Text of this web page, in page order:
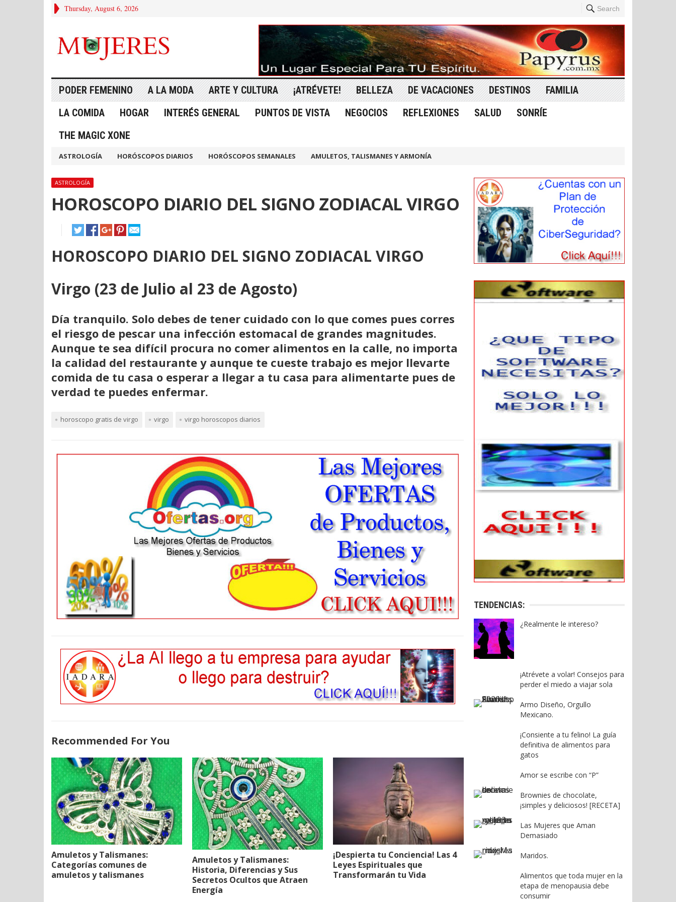
Thursday, August 6, 2026 Search
PODER FEMENINO A LA MODA ARTE Y CULTURA ¡ATRÉVETE! BELLEZA DE VACACIONES DESTINOS
FAMILIA
LA COMIDA
HOGAR INTERÉS GENERAL PUNTOS DE VISTA NEGOCIOS REFLEXIONES SALUD
SONRÍE
THE MAGIC XONE
ASTROLOGÍA HORÓSCOPOS DIARIOS HORÓSCOPOS SEMANALES AMULETOS, TALISMANES Y ARMONÍA
ASTROLOGÍA
HOROSCOPO DIARIO DEL SIGNO ZODIACAL VIRGO
HOROSCOPO DIARIO DEL SIGNO ZODIACAL VIRGO
Virgo (23 de Julio al 23 de Agosto)
Día tranquilo. Solo debes de tener cuidado con lo que comes pues corres
el riesgo de pescar una infección estomacal de grandes magnitudes.
Aunque te sea difícil procura no comer alimentos en la calle, no importa
la calidad del restaurante y aunque te cueste trabajo es mejor llevarte
comida de tu casa o esperar a llegar a tu casa para alimentarte pues de
verdad te puedes enfermar.
horoscopo gratis de virgo virgo virgo horoscopos diarios
Recommended For You
Amuletos y Talismanes:
Categorías comunes de
amuletos y talismanes
Amuletos y Talismanes:
Historia, Diferencias y Sus
Secretos Ocultos que Atraen
Energía
¡Despierta tu Conciencia! Las 4
Leyes Espirituales que
Transformarán tu Vida
TENDENCIAS:
¿Realmente le intereso?
¡Atrévete a volar! Consejos para
perder el miedo a viajar sola
Armo Diseño, Orgullo
Mexicano.
¡Consiente a tu felino! La guía
definitiva de alimentos para
gatos
Amor se escribe con “P”
Brownies de chocolate,
¡simples y deliciosos! [RECETA]
Las Mujeres que Aman
Demasiado
Maridos.
Alimentos que toda mujer en la
etapa de menopausia debe
consumir